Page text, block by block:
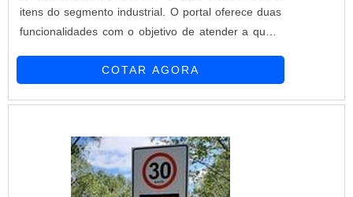
itens do segmento industrial. O portal oferece duas
funcionalidades com o objetivo de atender a quem
industrial ou empresas com interesse na divulgação
COTAR AGORA